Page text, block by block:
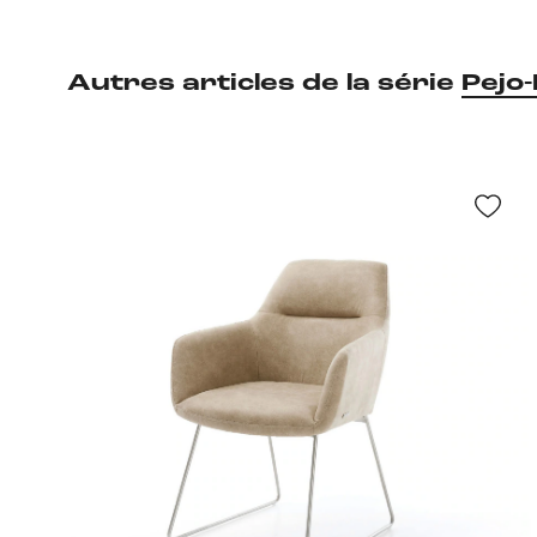
Autres articles de la série